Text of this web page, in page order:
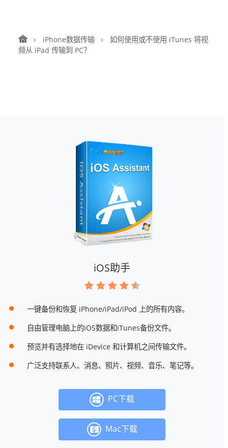
iPhone数据传输
如何使用或不使用 iTunes 将视
频从 iPad 传输到 PC？
iOS助手
一键备份和恢复 iPhone/iPad/iPod 上的所有内容。
自由管理电脑上的iOS数据和iTunes备份文件。
预览并有选择地在 iDevice 和计算机之间传输文件。
广泛支持联系人、消息、照片、视频、音乐、笔记等。
PC下载
Mac下载